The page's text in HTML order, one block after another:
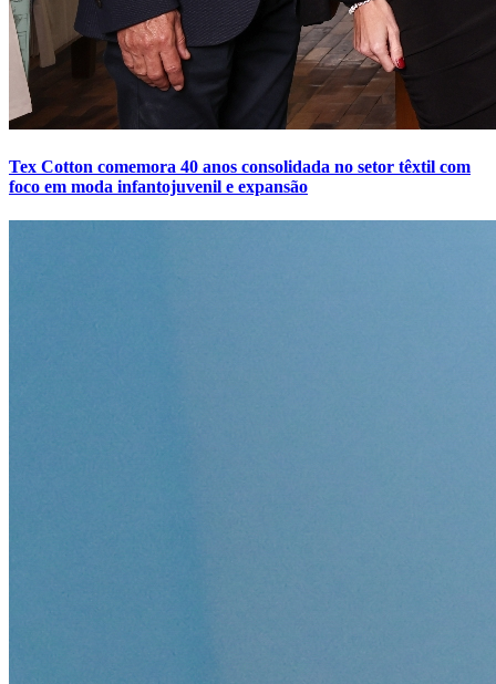
Tex Cotton comemora 40 anos consolidada no setor têxtil com
foco em moda infantojuvenil e expansão